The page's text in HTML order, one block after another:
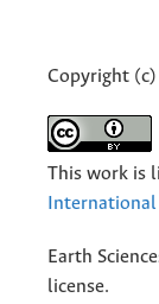
Copyright (c)
This work is
International
Earth
license.